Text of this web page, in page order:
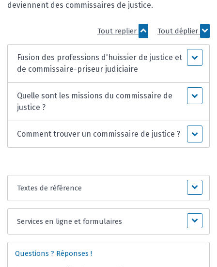
deviennent des commissaires de justice.
Tout replier Tout déplier
Fusion des professions d'huissier de justice et
de commissaire-priseur judiciaire
Quelle sont les missions du commissaire de
justice ?
Comment trouver un commissaire de justice ?
Textes de référence
Services en ligne et formulaires
Questions ? Réponses !